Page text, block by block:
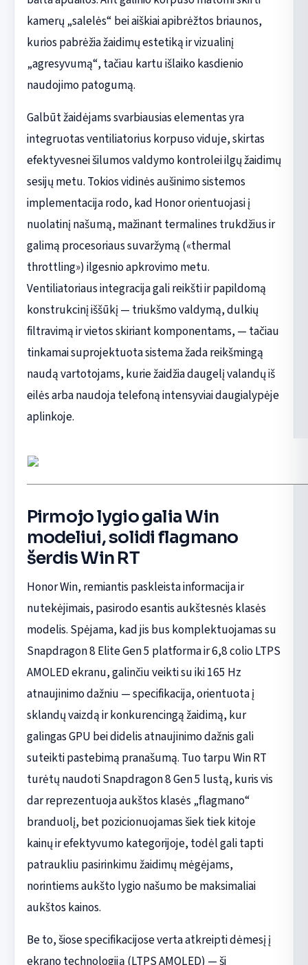
kamerų „salelės“ bei aiškiai apibrėžtos briaunos,
kurios pabrėžia žaidimų estetiką ir vizualinį
„agresyvumą“, tačiau kartu išlaiko kasdienio
naudojimo patogumą.
Galbūt žaidėjams svarbiausias elementas yra
integruotas ventiliatorius korpuso viduje, skirtas
efektyvesnei šilumos valdymo kontrolei ilgų žaidimų
sesijų metu. Tokios vidinės aušinimo sistemos
implementacija rodo, kad Honor orientuojasi į
nuolatinį našumą, mažinant termalines trukdžius ir
galimą procesoriaus suvaržymą («thermal
throttling») ilgesnio apkrovimo metu.
Ventiliatoriaus integracija gali reikšti ir papildomą
konstrukcinį iššūkį — triukšmo valdymą, dulkių
filtravimą ir vietos skiriant komponentams, — tačiau
tinkamai suprojektuota sistema žada reikšmingą
naudą vartotojams, kurie žaidžia daugelį valandų iš
eilės arba naudoja telefoną intensyviai daugialypėje
aplinkoje.
Pirmojo lygio galia Win
modeliui, solidi flagmano
šerdis Win RT
Honor Win, remiantis paskleista informacija ir
nutekėjimais, pasirodo esantis aukštesnės klasės
modelis. Spėjama, kad jis bus komplektuojamas su
Snapdragon 8 Elite Gen 5 platforma ir 6,8 colio LTPS
AMOLED ekranu, galinčiu veikti su iki 165 Hz
atnaujinimo dažniu — specifikacija, orientuota į
sklandų vaizdą ir konkurencingą žaidimą, kur
galingas GPU bei didelis atnaujinimo dažnis gali
suteikti pastebimą pranašumą. Tuo tarpu Win RT
turėtų naudoti Snapdragon 8 Gen 5 lustą, kuris vis
dar reprezentuoja aukštos klasės „flagmano“
branduolį, bet pozicionuojamas šiek tiek kitoje
kainų ir efektyvumo kategorijoje, todėl gali tapti
patraukliu pasirinkimu žaidimų mėgėjams,
norintiems aukšto lygio našumo be maksimaliai
aukštos kainos.
Be to, šiose specifikacijose verta atkreipti dėmesį į
ekrano technologiją (LTPS AMOLED) — ši